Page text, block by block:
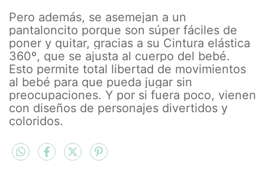
Pero además, se asemejan a un
pantaloncito porque son súper fáciles de
poner y quitar, gracias a su Cintura elástica
360º, que se ajusta al cuerpo del bebé.
Esto permite total libertad de movimientos
al bebé para que pueda jugar sin
preocupaciones. Y por si fuera poco, vienen
con diseños de personajes divertidos y
coloridos.